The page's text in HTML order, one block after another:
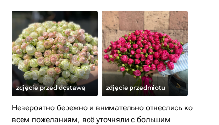
zdjęcie przed dostawą zdjęcie przedmiotu
Невероятно бережно и внимательно отнеслись ко
всем пожеланиям, всё уточняли с большим